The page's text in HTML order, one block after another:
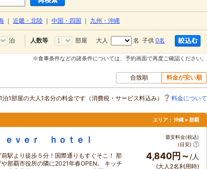
近畿・北陸 中国・四国 九州・沖縄
泊 人数等 部屋 大人 名 子供 0名
※食事条件などの諸条件については、予約画面で再度ご確認ください。
合致順 料金が安い順
泊1部屋の大人1名分の料金です（消費税・サービス料込み） 料金について
エリア： 沖縄 > 那覇
ｖｅｒ ｈｏｔｅｌ
駅より徒歩５分！国際通りもすぐそこ！ 那
那覇市役所の隣に2021年春OPEN。 キッチ
最安料金(税込)
(目安)
4,840円～ /人
(大人2名利用時)